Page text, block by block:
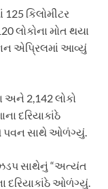
કિલોમીટર
લોકોના મોત થયા
એપ્રિલમાં આવ્યું
અને 2,142 લોકો
દરિયાકાંઠે
પવન સાથે ઓળંગ્યું.
સાથેનું “અત્યંત
દરિયાકાંઠે ઓળંગ્યું.